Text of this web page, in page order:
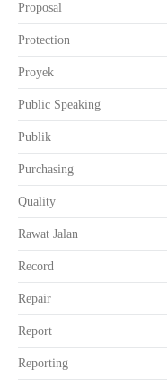
Proposal
Protection
Proyek
Public Speaking
Publik
Purchasing
Quality
Rawat Jalan
Record
Repair
Report
Reporting